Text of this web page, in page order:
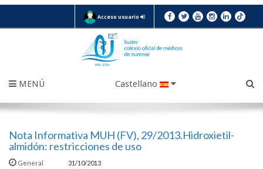
Acceso usuario
MENÚ Castellano
Nota Informativa MUH (FV), 29/2013.Hidroxietil-
almidón: restricciones de uso
General 31/10/2013